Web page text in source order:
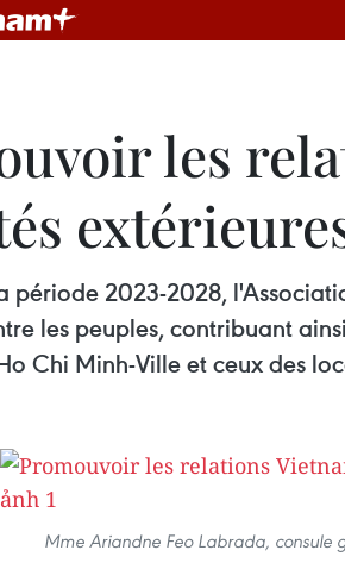
les
période 2023-2028,
les peuples, contribuant
Chi Minh-Ville et ceux des
Mme Ariandne Feo Labrada, consule